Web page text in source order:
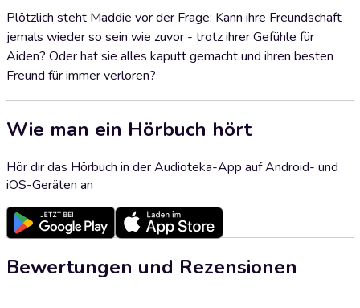
Plötzlich steht Maddie vor der Frage: Kann ihre Freundschaft
jemals wieder so sein wie zuvor - trotz ihrer Gefühle für
Aiden? Oder hat sie alles kaputt gemacht und ihren besten
Freund für immer verloren?
Wie man ein Hörbuch hört
Hör dir das Hörbuch in der Audioteka-App auf Android- und
iOS-Geräten an
Bewertungen und Rezensionen